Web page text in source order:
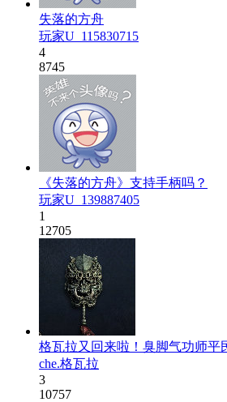
失落的方舟
玩家U_115830715
4
8745
《失落的方舟》支持手柄吗？
玩家U_139887405
1
12705
格瓦拉又回来啦！臭脚气功师平
che.格瓦拉
3
10757